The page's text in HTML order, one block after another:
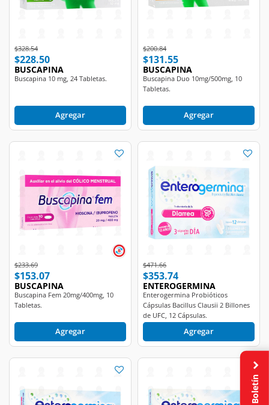
Price reduced from
$328.54to
$228.50
BUSCAPINA
Buscapina 10 mg, 24 Tabletas.
Agregar
Price reduced from
$200.84to
$131.55
BUSCAPINA
Buscapina Duo 10mg/500mg, 10
Tabletas.
Agregar
Price reduced from
$233.69to
$153.07
BUSCAPINA
Buscapina Fem 20mg/400mg, 10
Tabletas.
Agregar
Price reduced from
$471.66to
$353.74
ENTEROGERMINA
Enterogermina Probióticos
Cápsulas Bacillus Clausii 2 Billones
de UFC, 12 Cápsulas.
Agregar
Boletín